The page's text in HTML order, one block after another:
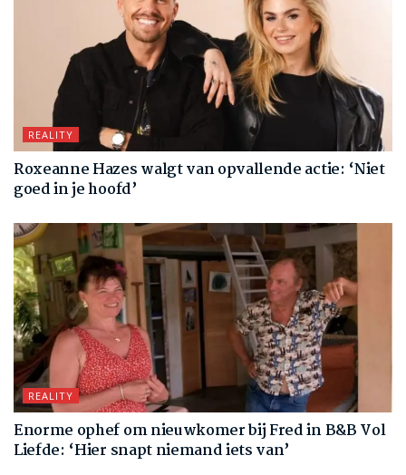
REALITY
Roxeanne Hazes walgt van opvallende actie: ‘Niet
goed in je hoofd’
REALITY
Enorme ophef om nieuwkomer bij Fred in B&B Vol
Liefde: ‘Hier snapt niemand iets van’